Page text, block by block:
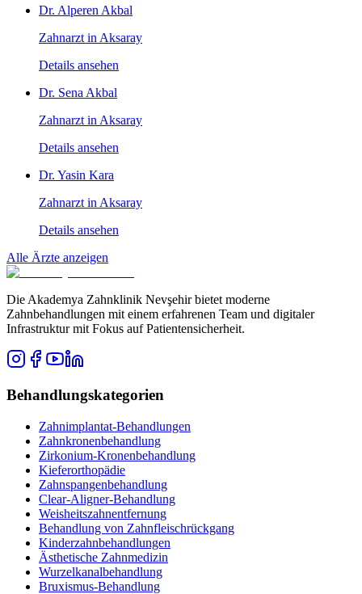
Dr. Alperen Akbal
Zahnarzt in Aksaray
Details ansehen
Dr. Sena Akbal
Zahnarzt in Aksaray
Details ansehen
Dr. Yasin Kara
Zahnarzt in Aksaray
Details ansehen
Alle Ärzte anzeigen
Die Akademya Zahnklinik Nevşehir bietet moderne
Zahnbehandlungen mit einem erfahrenen Team und digitaler
Infrastruktur mit Fokus auf Patientensicherheit.
Behandlungskategorien
Zahnimplantat-Behandlungen
Zahnkronenbehandlung
Zirkonium-Kronenbehandlung
Kieferorthopädie
Zahnspangenbehandlung
Clear-Aligner-Behandlung
Weisheitszahnentfernung
Behandlung von Zahnfleischrückgang
Kinderzahnbehandlungen
Ästhetische Zahnmedizin
Wurzelkanalbehandlung
Bruxismus-Behandlung